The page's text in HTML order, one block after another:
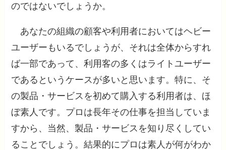
のではないでしょうか。
あなたの組織の顧客や利用者においてはヘビー
ユーザーもいるでしょうが、それは全体からすれ
ば一部であって、利用客の多くはライトユーザー
であるというケースが多いと思います。特に、そ
の製品・サービスを初めて購入する利用者は、ほ
ぼ素人です。プロは長年その仕事を担当していま
すから、当然、製品・サービスを知り尽くしてい
ることでしょう。結果的にプロは素人が何がわか